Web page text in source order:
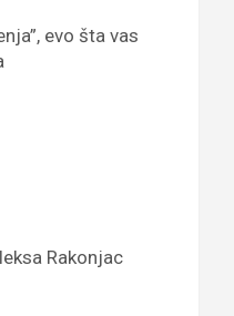
evo šta vas
Rakonjac